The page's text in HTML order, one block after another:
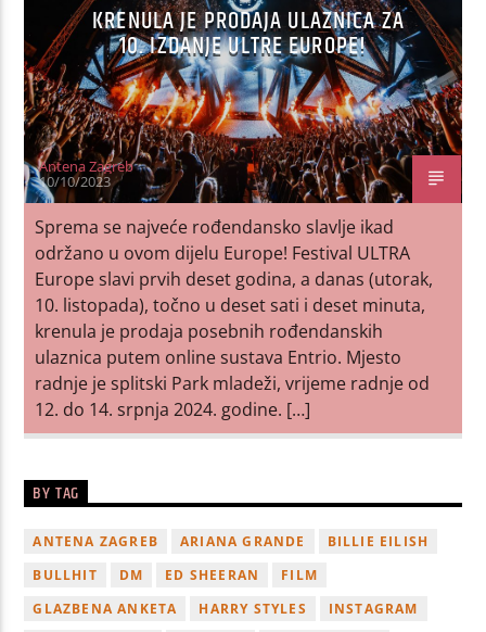
KRENULA JE PRODAJA ULAZNICA ZA
10. IZDANJE ULTRE EUROPE!
Antena Zagreb
10/10/2023
Sprema se najveće rođendansko slavlje ikad
održano u ovom dijelu Europe! Festival ULTRA
Europe slavi prvih deset godina, a danas (utorak,
10. listopada), točno u deset sati i deset minuta,
krenula je prodaja posebnih rođendanskih
ulaznica putem online sustava Entrio. Mjesto
radnje je splitski Park mladeži, vrijeme radnje od
12. do 14. srpnja 2024. godine. […]
BY TAG
ANTENA ZAGREB ARIANA GRANDE
BILLIE EILISH
BULLHIT
DM ED SHEERAN
FILM
GLAZBENA ANKETA
HARRY STYLES
INSTAGRAM